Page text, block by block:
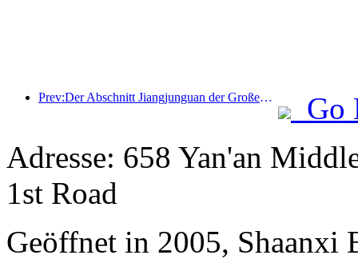
Prev:Der Abschnitt Jiangjunguan der Großen Mauer im Bezirk Pinggu in Peking soll voraussichtlich bereits Ende 2026 für die Öffentlichkeit zugänglich gemacht werden.
Go
Adresse: 658 Yan'an
1st Road
Geöffnet in 2005, Shaanxi